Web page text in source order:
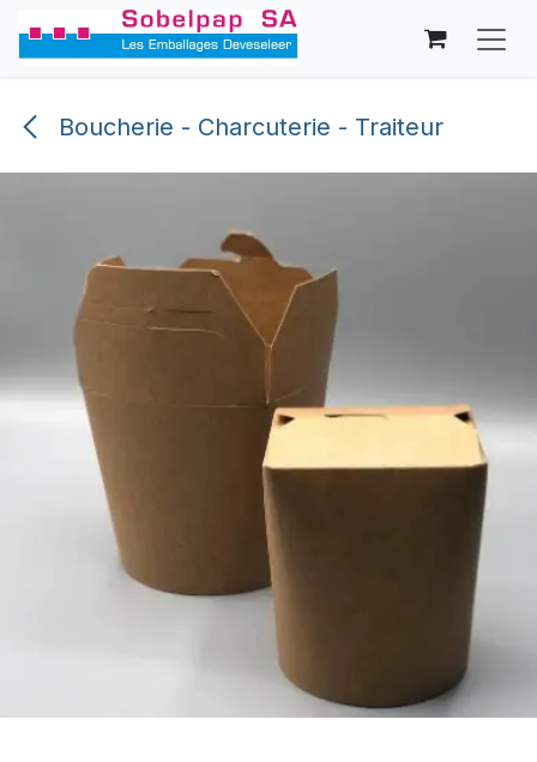
Se rendre au contenu
Boucherie - Charcuterie - Traiteur